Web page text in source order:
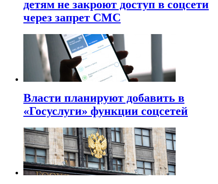
детям не закроют доступ в соцсети
через запрет СМС
Власти планируют добавить в
«Госуслуги» функции соцсетей